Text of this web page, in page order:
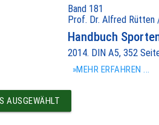
Band 181
Prof. Dr. Alfred Rütten
Handbuch
2014. DIN A5, 352
»MEHR ERFAHREN ...
AUSGEWÄHLT